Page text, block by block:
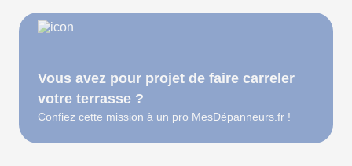
Vous avez pour projet de faire carreler
votre terrasse ?
Confiez cette mission à un pro MesDépanneurs.fr !